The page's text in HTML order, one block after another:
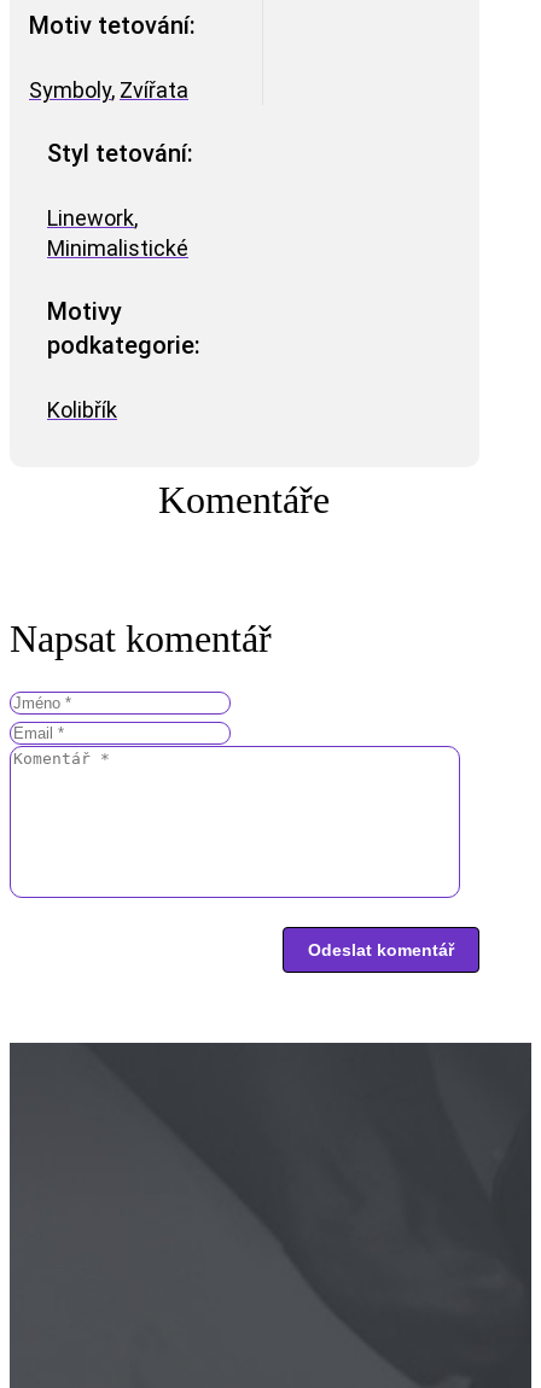
Motiv tetování:
Symboly, Zvířata
Styl tetování:
Linework,
Minimalistické
Motivy
podkategorie:
Kolibřík
Komentáře
Napsat komentář